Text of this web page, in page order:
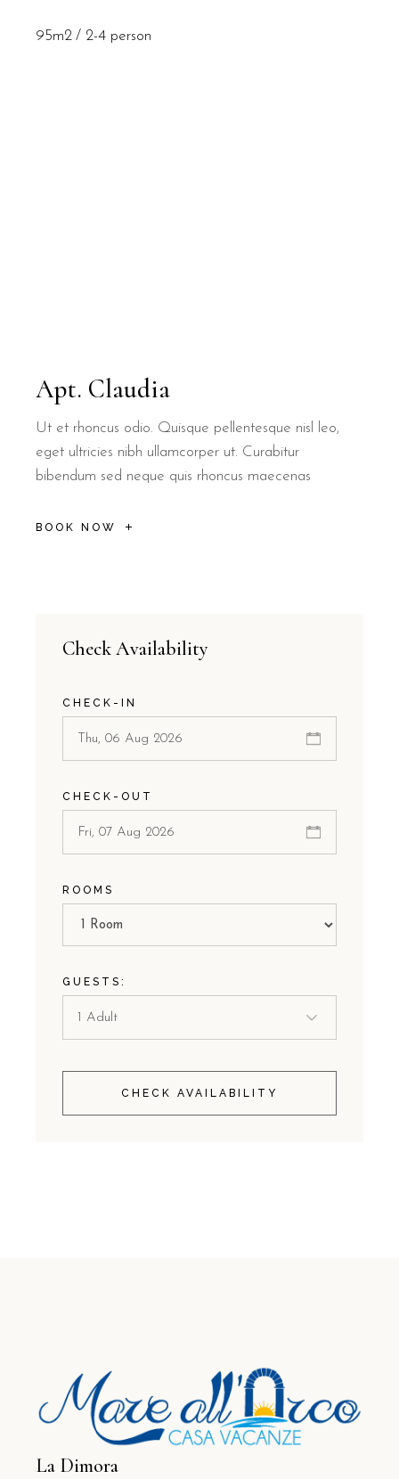
Apt. Claudia
Ut et rhoncus odio. Quisque pellentesque nisl leo,
eget ultricies nibh ullamcorper ut. Curabitur
bibendum sed neque quis rhoncus maecenas
BOOK NOW
95m2 2-4 person
Check Availability
CHECK-IN
CHECK-OUT
ROOMS
GUESTS:
CHECK AVAILABILITY
La Dimora